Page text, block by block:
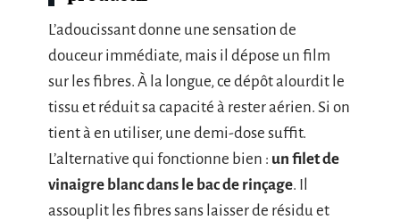
L’adoucissant donne une sensation de
douceur immédiate, mais il dépose un film
sur les fibres. À la longue, ce dépôt alourdit le
tissu et réduit sa capacité à rester aérien. Si on
tient à en utiliser, une demi-dose suffit.
L’alternative qui fonctionne bien : un filet de
vinaigre blanc dans le bac de rinçage. Il
assouplit les fibres sans laisser de résidu et